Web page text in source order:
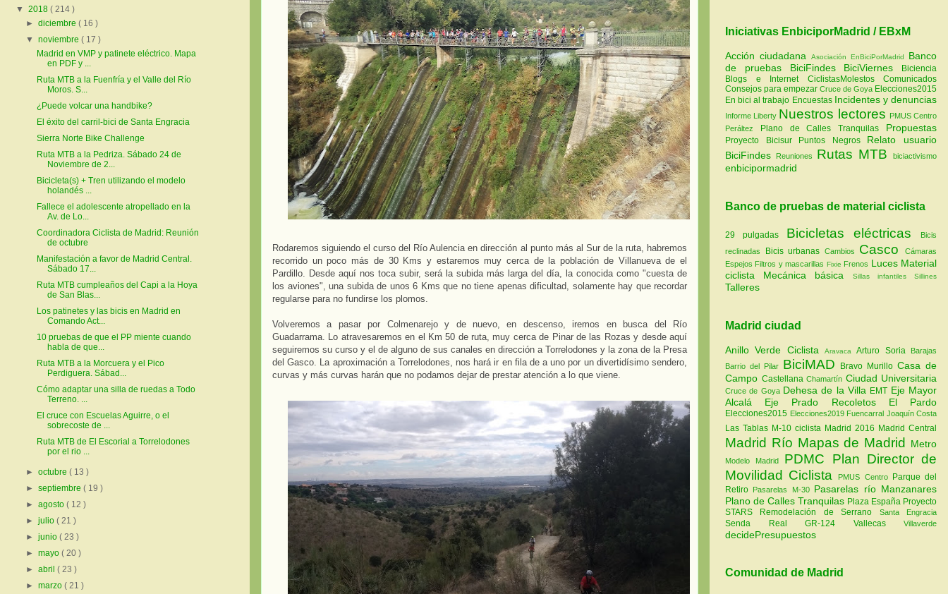
Rodaremos siguiendo el curso del Río Aulencia en dirección al punto más al Sur de la ruta, habremos
recorrido un poco más de 30 Kms y estaremos muy cerca de la población de Villanueva de el
Pardillo. Desde aquí nos toca subir, será la subida más larga del día, la conocida como "cuesta de
los aviones", una subida de unos 6 Kms que no tiene apenas dificultad, solamente hay que recordar
regularse para no fundirse los plomos.
Volveremos a pasar por Colmenarejo y de nuevo, en descenso, iremos en busca del Río
Guadarrama. Lo atravesaremos en el Km 50 de ruta, muy cerca de Pinar de las Rozas y desde aquí
seguiremos su curso y el de alguno de sus canales en dirección a Torrelodones y la zona de la Presa
del Gasco. La aproximación a Torrelodones, nos hará ir en fila de a uno por un divertidísimo sendero,
curvas y más curvas harán que no podamos dejar de prestar atención a lo que viene.
▼ 2018 ( 214 )
►diciembre( 16 )
▼noviembre( 17 )
Madrid en VMP y patinete eléctrico. Mapa
en PDF y ...
Ruta MTB a la Fuenfría y el Valle del Río
Moros. S...
¿Puede volcar una handbike?
El éxito del carril-bici de Santa Engracia
Sierra Norte Bike Challenge
Ruta MTB a la Pedriza. Sábado 24 de
Noviembre de 2...
Bicicleta(s) + Tren utilizando el modelo
holandés ...
Fallece el adolescente atropellado en la
Av. de Lo...
Coordinadora Ciclista de Madrid: Reunión
de octubre
Manifestación a favor de Madrid Central.
Sábado 17...
Ruta MTB cumpleaños del Capi a la Hoya
de San Blas...
Los patinetes y las bicis en Madrid en
Comando Act...
10 pruebas de que el PP miente cuando
habla de que...
Ruta MTB a la Morcuera y el Pico
Perdiguera. Sábad...
Cómo adaptar una silla de ruedas a Todo
Terreno. ...
El cruce con Escuelas Aguirre, o el
sobrecoste de ...
Ruta MTB de El Escorial a Torrelodones
por el rio ...
►octubre( 13 )
►septiembre( 19 )
►agosto( 12 )
►julio( 21 )
►junio( 23 )
►mayo( 20 )
►abril( 23 )
►marzo( 21 )
Iniciativas EnbiciporMadrid / EBxM
Acción ciudadana Asociación EnBiciPorMadrid
Banco
de pruebas
BiciFindes BiciViernes
Biciencia
Blogs e Internet
CiclistasMolestos
Comunicados
Consejos para empezar Cruce de Goya Elecciones2015
En bici al trabajo Encuestas Incidentes y denuncias
Informe Liberty Nuestros lectores
PMUS Centro
Peráltez
Plano de Calles Tranquilas Propuestas
Proyecto Bicisur Puntos Negros
Relato usuario
BiciFindes
Reuniones Rutas MTB biciactivismo
enbicipormadrid
Banco de pruebas de material ciclista
29 pulgadas Bicicletas eléctricas
Bicis
reclinadas
Bicis urbanas Cambios Casco
Cámaras
Espejos Filtros y mascarillas Fixie Frenos Luces Material
ciclista
Mecánica básica Sillas infantiles Sillines
Talleres
Madrid ciudad
Anillo Verde Ciclista AravacaArturo Soria
Barajas
Barrio del Pilar BiciMAD Bravo MurilloCasa de
Campo Castellana Chamartín Ciudad Universitaria
Cruce de Goya Dehesa de la Villa EMT Eje Mayor
Alcalá Eje Prado Recoletos El Pardo
Elecciones2015 Elecciones2019 Fuencarral Joaquín Costa
Las Tablas M-10 ciclista Madrid 2016 Madrid Central
Madrid Río Mapas de Madrid Metro
Modelo Madrid PDMC Plan Director de
Movilidad Ciclista
PMUS Centro Parque del
Retiro Pasarelas M-30 Pasarelas río Manzanares
Plano de Calles Tranquilas Plaza España Proyecto
STARS Remodelación de Serrano Santa Engracia
Senda Real GR-124 Vallecas Villaverde
decidePresupuestos
Comunidad de Madrid